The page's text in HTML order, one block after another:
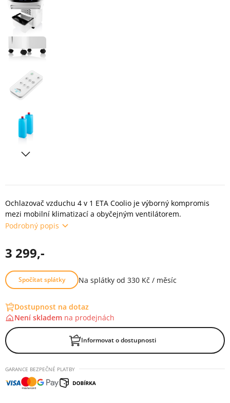
Ochlazovač vzduchu 4 v 1 ETA Coolio je výborný kompromis
mezi mobilní klimatizací a obyčejným ventilátorem.
Podrobný popis
3 299,-
Spočítat splátky Na splátky od 330 Kč / měsíc
Dostupnost na dotaz
Není skladem na prodejnách
Informovat o dostupnosti
GARANCE BEZPEČNÉ PLATBY